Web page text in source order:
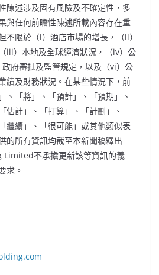
陳述涉及固有風險及不確定性，多
與任何前瞻性陳述所載內容存在重
不限於（i）酒店市場的增長，（ii）
iii）本地及全球經濟狀況，（iv）公
府審批及監管規定，以及（vi）公
績及財務狀況。在某些情況下，前
、「將」、「預計」、「預期」、
估計」、「打算」、「計劃」、
繼續」、「很可能」或其他類似表
的所有資訊均截至本新聞稿釋出
Limited不承擔更新該等資訊的義
求。